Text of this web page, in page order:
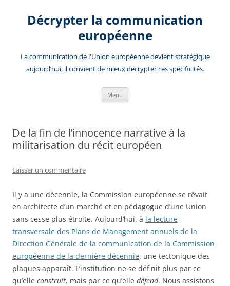
contenuDécrypter la communication
européenne
La communication de l'Union européenne devient stratégique
aujourd’hui, il convient de mieux décrypter ces spécificités.
Menu
De la fin de l’innocence narrative à la
militarisation du récit européen
Laisser un commentaire
Il y a une décennie, la Commission européenne se rêvait
en architecte d’un marché et en pédagogue d’une Union
sans cesse plus étroite. Aujourd’hui, à la lecture
transversale des Plans de Management annuels de la
Direction Générale de la communication de la Commission
européenne de la dernière décennie, une tectonique des
plaques apparaît. L’institution ne se définit plus par ce
qu’elle construit, mais par ce qu’elle défend. Nous assistons